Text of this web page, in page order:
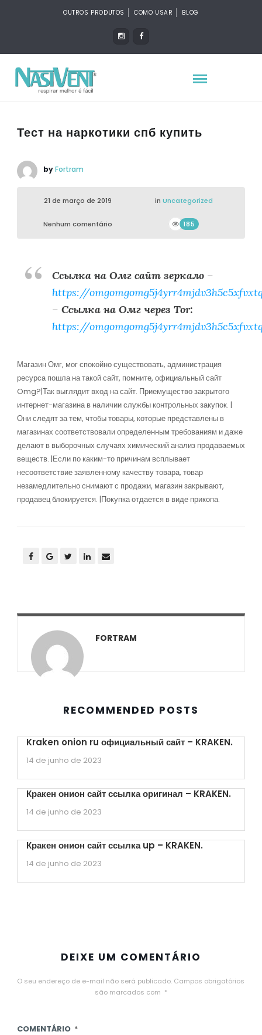
OUTROS PRODUTOS COMO USAR BLOG
Тест на наркотики спб купить
byFortram
21 de março de 2019 in Uncategorized
Nenhum comentário 185
Ссылка на Омг сайт зеркало–
https://
– Ссылка на Омг через Tor:
https://
Магазин Омг, мог спокойно существовать, администрация
ресурса пошла на такой сайт, помните, официальный сайт
Omg?|Так выглядит вход на сайт. Приемущество закрытого
интернет-магазина в наличии службы контрольных закупок. |
Они следят за тем, чтобы товары, которые представлены в
магазинах соответствовали определенным требованиям и даже
делают в выборочных случаях химический анализ продаваемых
веществ. |Если по каким-то причинам всплывает
несоответствие заявленному качеству товара, товар
незамедлительно снимают с продажи, магазин закрывают,
продавец блокируется. |Покупка отдается в виде прикопа.
FORTRAM
RECOMMENDED POSTS
Kraken onion ru официальный сайт – KRAKEN.
14 de junho de 2023
Кракен онион сайт ссылка оригинал – KRAKEN.
14 de junho de 2023
Кракен онион сайт ссылка up – KRAKEN.
14 de junho de 2023
DEIXE UM COMENTÁRIO
O seu endereço de e-mail não será publicado. Campos obrigatórios
são marcados com *
COMENTÁRIO *